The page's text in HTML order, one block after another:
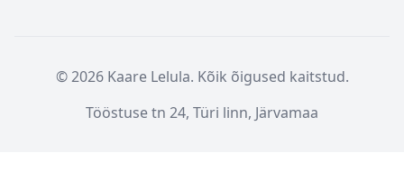
© 2026 Kaare Lelula. Kõik õigused kaitstud.
Tööstuse tn 24, Türi linn, Järvamaa